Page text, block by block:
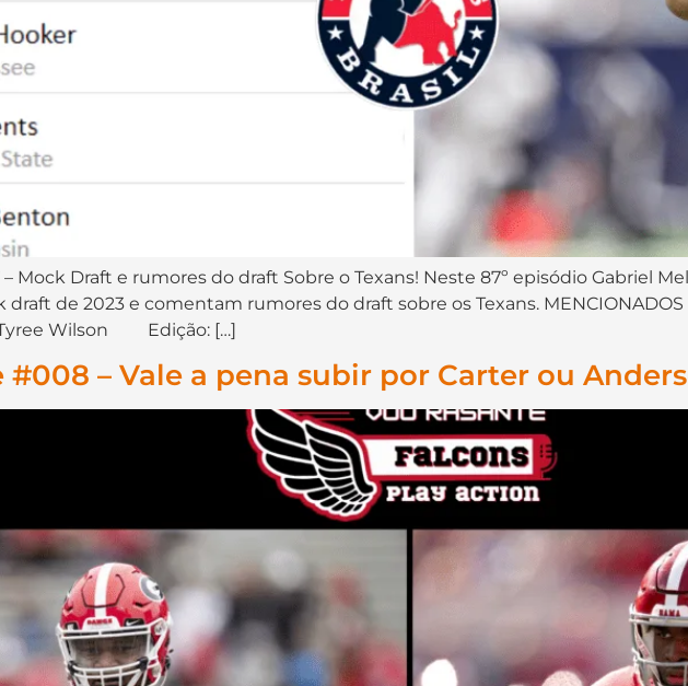
Mock Draft e rumores do draft Sobre o Texans! Neste 87º episódio Gabriel
de 2023 e comentam rumores do draft sobre os Texans. MENCIONADOS
Tyree Wilson Edição: […]
#008 – Vale a pena subir por Carter ou